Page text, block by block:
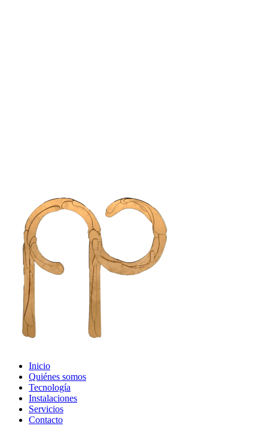
Inicio
Quiénes somos
Tecnología
Instalaciones
Servicios
Contacto